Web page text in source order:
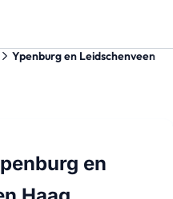
Ypenburg en Leidschenveen
en